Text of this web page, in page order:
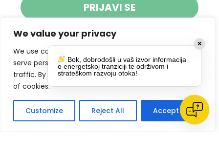
We value your privacy
We use cookies to enhance your browsing experience,
serve personalized ads or content, and analyze our
traffic. By clicking "Accept All", you consent to our use
of cookies.
Customize Reject All Accept All
PRIJAVI SE
Klikom na gumb dajete suglasnost za
primanje novosti Pokreta Otoka te se
slažete spolitikom privatnosti.
DRUŠTVENE MREŽE
✕
Bok, dobrodošli u vaš izvor informacija
o energetskoj tranziciji te održivom i
strateškom razvoju otoka!